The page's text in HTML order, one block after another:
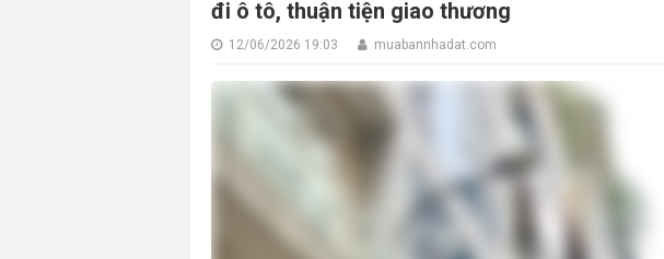
đi ô tô, thuận tiện giao thương
12/06/2026 19:03 muabannhadat.com